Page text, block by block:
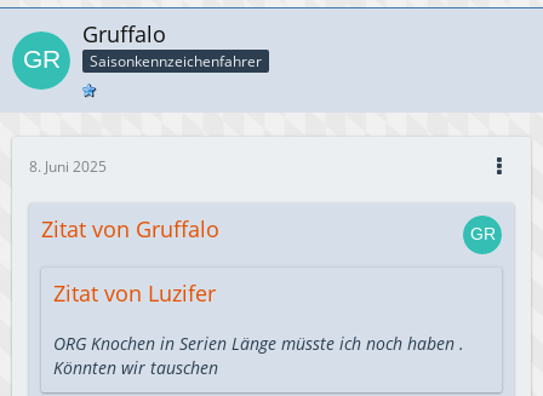
Gruffalo
Saisonkennzeichenfahrer
8. Juni 2025
Zitat von Gruffalo
Zitat von Luzifer
ORG Knochen in Serien Länge müsste ich noch haben .
Könnten wir tauschen